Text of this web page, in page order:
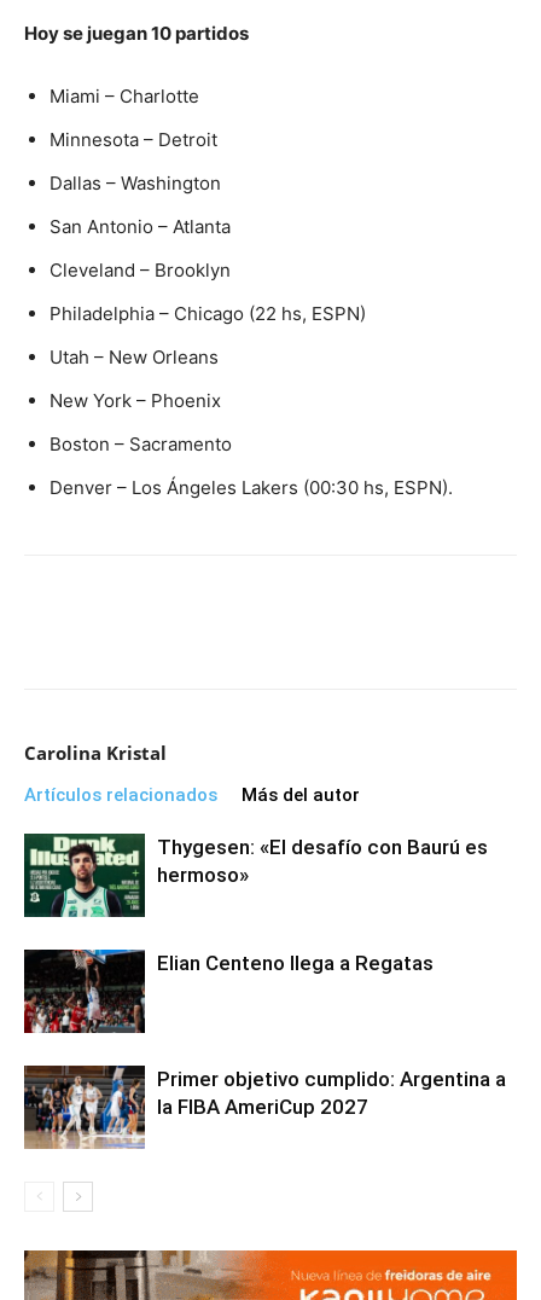
Hoy se juegan 10 partidos
Miami – Charlotte
Minnesota – Detroit
Dallas – Washington
San Antonio – Atlanta
Cleveland – Brooklyn
Philadelphia – Chicago (22 hs, ESPN)
Utah – New Orleans
New York – Phoenix
Boston – Sacramento
Denver – Los Ángeles Lakers (00:30 hs, ESPN).
Carolina Kristal
Artículos relacionados Más del autor
Thygesen: «El desafío con Baurú es
hermoso»
Elian Centeno llega a Regatas
Primer objetivo cumplido: Argentina a
la FIBA AmeriCup 2027